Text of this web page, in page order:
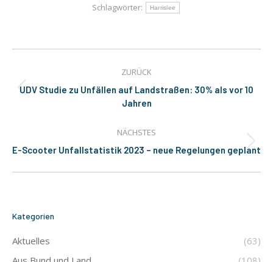
Schlagwörter:
Harrislee
ZURÜCK
Vorheriger
Beitrag:
UDV Studie zu Unfällen auf Landstraßen: 30% als vor 10
Jahren
NÄCHSTES
Nächster
E-Scooter Unfallstatistik 2023 – neue Regelungen geplant
Kategorien
Aktuelles
(63)